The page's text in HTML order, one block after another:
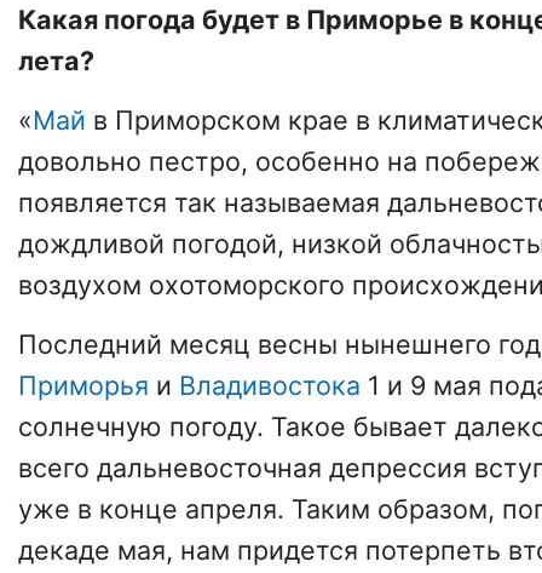
Какая погода будет в Приморье в
лета?
«Май в Приморском крае в
довольно пестро, особенно на
появляется так называемая
дождливой погодой, низкой
воздухом охотоморского
Последний месяц весны нынешнего
Приморья и Владивостока 1 и 9 мая
солнечную погоду. Такое бывает
всего дальневосточная депрессия
уже в конце апреля. Таким образом,
декаде мая, нам придется потерпеть